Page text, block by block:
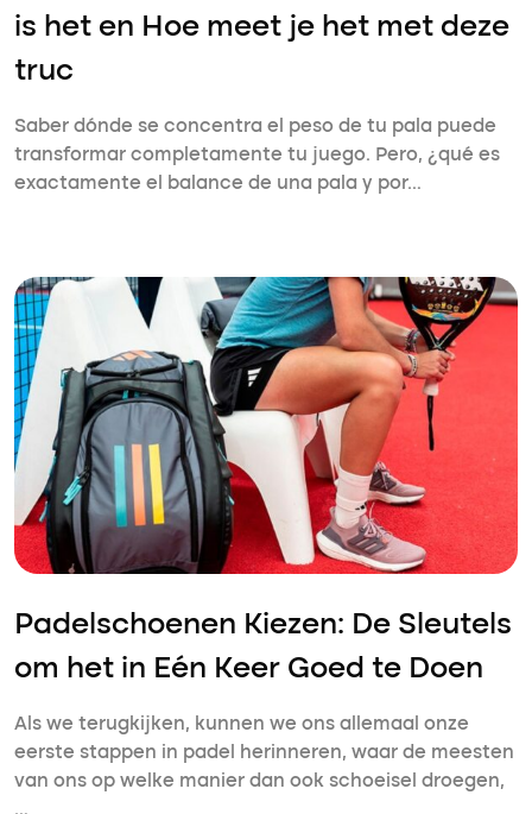
is het en Hoe meet je het met deze
truc
Saber dónde se concentra el peso de tu pala puede
transformar completamente tu juego. Pero, ¿qué es
exactamente el balance de una pala y por…
Padelschoenen Kiezen: De Sleutels
om het in Eén Keer Goed te Doen
Als we terugkijken, kunnen we ons allemaal onze
eerste stappen in padel herinneren, waar de meesten
van ons op welke manier dan ook schoeisel droegen,
…